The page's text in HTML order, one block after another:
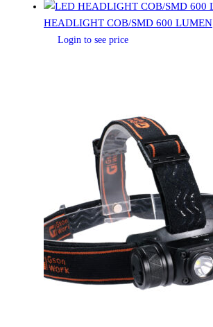
HEADLIGHT COB/SMD 600 LUMEN
Login to see price